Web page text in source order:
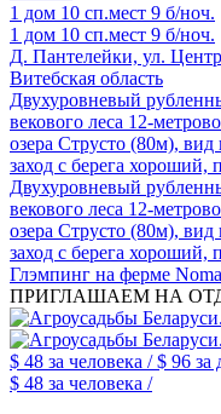
1 дом 10 сп.мест 9 б/ноч.
1 дом 10 сп.мест 9 б/ноч.
Д. Пантелейки, ул.
Витебская область
Двухуровневый
векового леса 12-
озера Струсто (80м), вид
заход с берега хороший,
Двухуровневый
векового леса 12-
озера Струсто (80м), вид
заход с берега хороший,
Глэмпинг на ферме
ПРИГЛАШАЕМ НА
$ 48 за человека /$ 96 за
$ 48 за человека /